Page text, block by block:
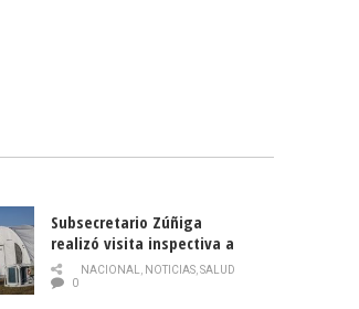
Subsecretario Zúñiga
realizó visita inspectiva a
Hospital Modular Sótero del
Río
NACIONAL, NOTICIAS,SALUD
0